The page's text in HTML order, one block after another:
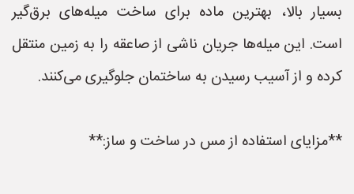
بسیار بالا، بهترین ماده برای ساخت میله‌های برق‌گیر
است. این میله‌ها جریان ناشی از صاعقه را به زمین منتقل
کرده و از آسیب رسیدن به ساختمان جلوگیری می‌کنند.
**مزایای استفاده از مس در ساخت و ساز:**